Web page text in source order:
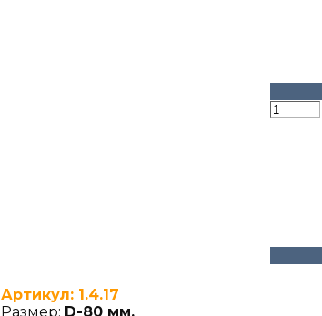
Артикул: 1.4.17
Размер: D-80 мм.